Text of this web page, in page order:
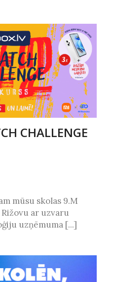
CHALLENGE
mūsu skolas 9.M
ar uzvaru
uzņēmuma [...]